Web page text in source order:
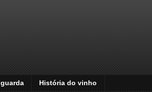
História do vinho